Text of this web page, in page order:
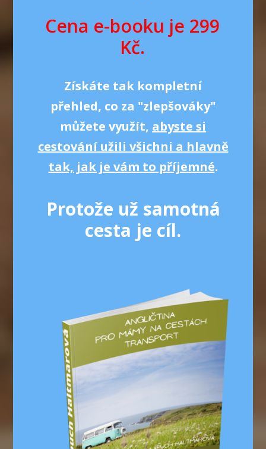
Cena e-booku je 299
Kč.
Získáte tak kompletní
přehled, co za "zlepšováky"
můžete využít, abyste si
cestování užili všichni a hlavně
tak, jak je vám to příjemné.
Protože už samotná
cesta je cíl.